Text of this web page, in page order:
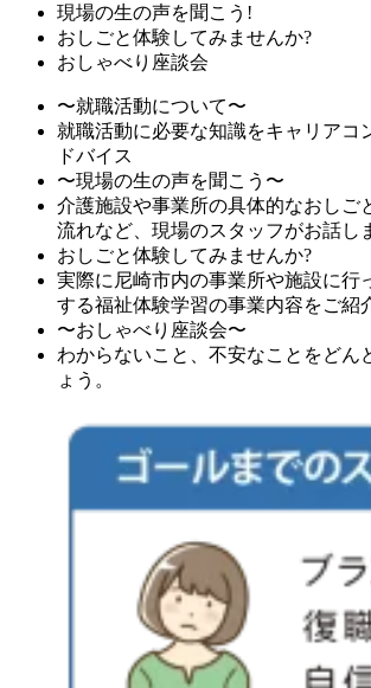
現場の生の声を聞こう!
おしごと体験してみませんか?
おしゃべり座談会
〜就職活動について〜
就職活動に必要な知識をキャリアコ
ドバイス
〜現場の生の声を聞こう〜
介護施設や事業所の具体的なおしご
流れなど、現場のスタッフがお話し
おしごと体験してみませんか?
実際に尼崎市内の事業所や施設に行
する福祉体験学習の事業内容をご紹
〜おしゃべり座談会〜
わからないこと、不安なことをどん
ょう。